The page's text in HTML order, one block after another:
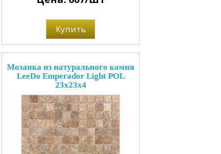
Купить
Мозаика из натурального камня
LeeDo Emperador Light POL
23x23x4